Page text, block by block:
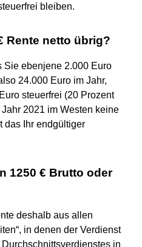
bleiben.
Rente netto übrig?
Sie ebenjene 2.000 Euro
24.000 Euro im Jahr,
steuerfrei (20 Prozent
2021 im Westen keine
das Ihr endgültiger
1250 € Brutto oder
deshalb aus allen
in denen der Verdienst
in